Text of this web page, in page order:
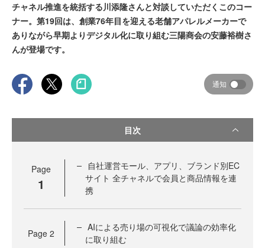
チャネル推進を統括する川添隆さんと対談していただくこのコー
ナー。第19回は、創業76年目を迎える老舗アパレルメーカーで
ありながら早期よりデジタル化に取り組む三陽商会の安藤裕樹さ
んが登場です。
通知
目次
Page
1
自社運営モール、アプリ、ブランド別EC
サイト 全チャネルで会員と商品情報を連
携
Page 2
AIによる売り場の可視化で議論の効率化
に取り組む